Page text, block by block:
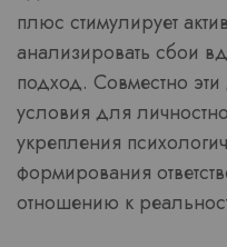
плюс стимулирует
анализировать сбои
подход. Совместно
условия для
укрепления
формирования
отношению к